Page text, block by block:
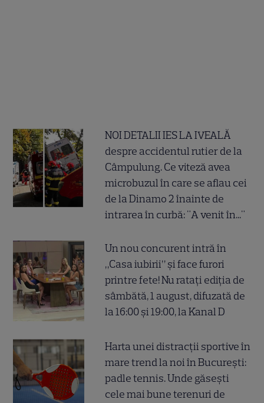
NOI DETALII IES LA IVEALĂ
despre accidentul rutier de la
Câmpulung. Ce viteză avea
microbuzul în care se aflau cei
de la Dinamo 2 înainte de
intrarea în curbă: "A venit în..."
Un nou concurent intră în
„Casa iubirii” și face furori
printre fete! Nu ratați ediția de
sâmbătă, 1 august, difuzată de
la 16:00 și 19:00, la Kanal D
Harta unei distracții sportive în
mare trend la noi în București:
padle tennis. Unde găsești
cele mai bune terenuri de